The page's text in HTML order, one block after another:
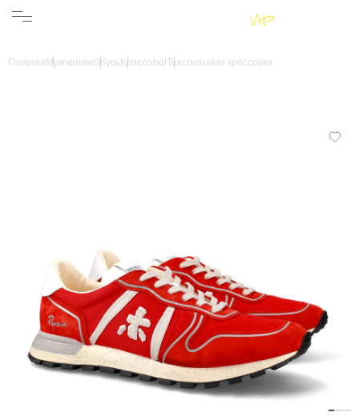
Информация
Главная МужчинамОбувьКроссовкиТекстильные кроссовки